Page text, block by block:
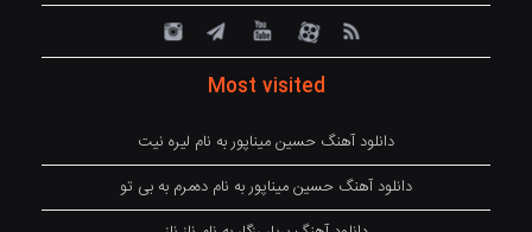
Most visited
دانلود آهنگ حسین میناپور به نام لیره نیت
دانلود آهنگ حسین میناپور به نام دەمرم بە بی تو